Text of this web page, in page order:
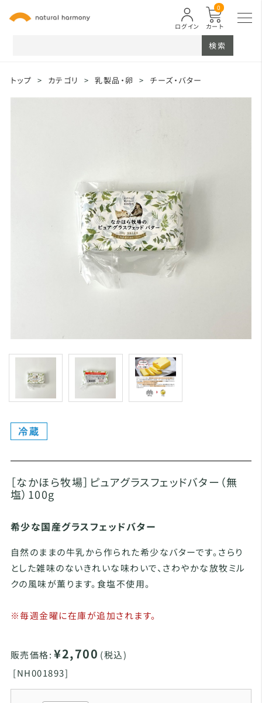
カート
0
ログイン
検索
トップ > カテゴリ > 乳製品・卵 > チーズ・バター
［なかほら牧場］ピュアグラスフェッドバター（無
塩）100g
希少な国産グラスフェッドバター
自然のままの牛乳から作られた希少なバターです。さらり
とした雑味のないきれいな味わいで、さわやかな放牧ミル
クの風味が薫ります。食塩不使用。
※毎週金曜に在庫が追加されます。
販売価格: ¥2,700 (税込)
[NH001893]